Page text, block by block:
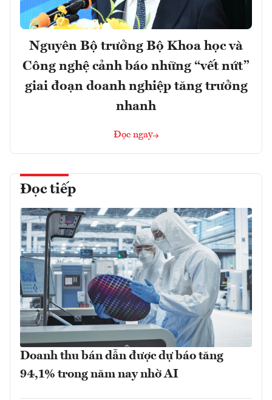
Nguyên Bộ trưởng Bộ Khoa học và
Công nghệ cảnh báo những “vết nứt”
giai đoạn doanh nghiệp tăng trưởng
nhanh
Đọc ngay
Đọc tiếp
Doanh thu bán dẫn được dự báo tăng
94,1% trong năm nay nhờ AI